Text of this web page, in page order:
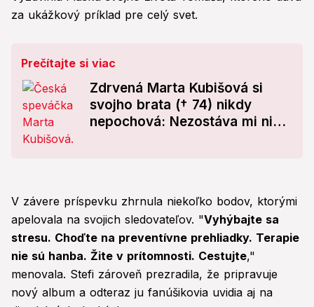
za ukážkový príklad pre celý svet.
Prečítajte si viac
Zdrvená Marta Kubišová si
svojho brata († 74) nikdy
nepochová: Nezostáva mi nič
V závere príspevku zhrnula niekoľko bodov, ktorými
apelovala na svojich sledovateľov. "Vyhýbajte sa
stresu. Choďte na preventívne prehliadky. Terapie
nie sú hanba. Žite v prítomnosti. Cestujte,"
menovala. Stefi zároveň prezradila, že pripravuje
nový album a odteraz ju fanúšikovia uvidia aj na